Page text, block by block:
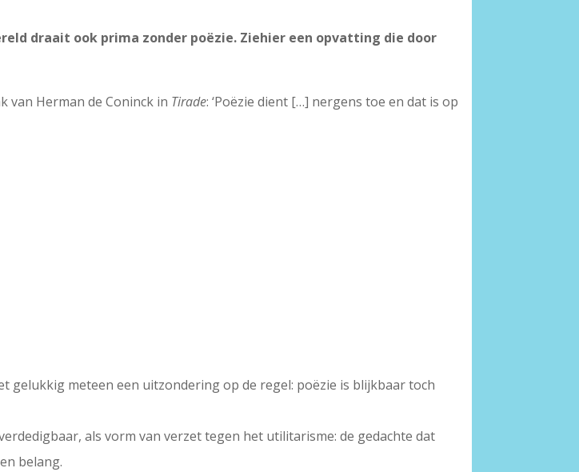
draait ook prima zonder poëzie. Ziehier een opvatting die door
van Herman de Coninck in Tirade: ‘Poëzie dient […] nergens toe en dat is op
gelukkig meteen een uitzondering op de regel: poëzie is blijkbaar toch
als vorm van verzet tegen het utilitarisme: de gedachte dat
belang.